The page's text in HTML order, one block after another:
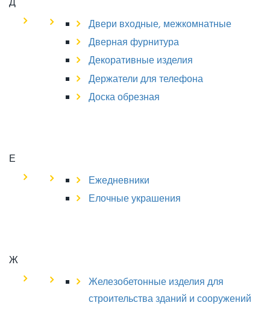
Д
Двери входные, межкомнатные
Дверная фурнитура
Декоративные изделия
Держатели для телефона
Доска обрезная
Е
Ежедневники
Елочные украшения
Ж
Железобетонные изделия для
строительства зданий и сооружений